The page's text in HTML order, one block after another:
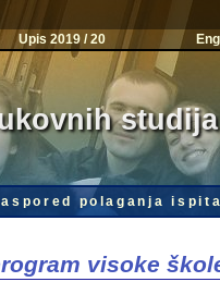
Upis 2019 / 20
studija
polaganja
visoke